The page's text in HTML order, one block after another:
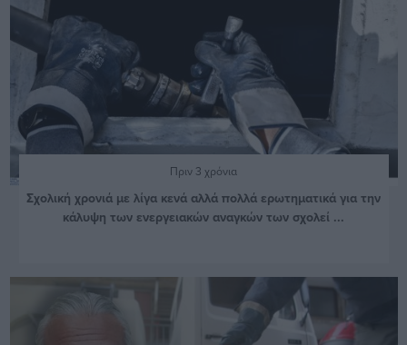
Πριν 3 χρόνια
Σχολική χρονιά με λίγα κενά αλλά πολλά ερωτηματικά για την
κάλυψη των ενεργειακών αναγκών των σχολεί ...